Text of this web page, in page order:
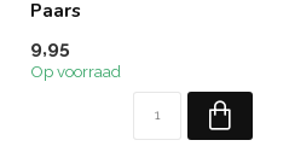
Paars
9,95
Op voorraad